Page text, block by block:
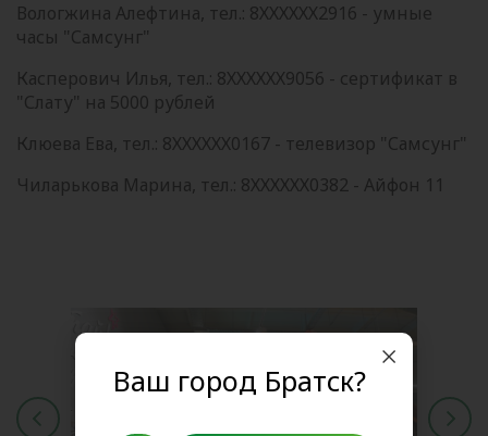
Вологжина Алефтина, тел.: 8ХХХХХХ2916 - умные
часы "Самсунг"
Касперович Илья, тел.: 8ХХХХХХ9056 - сертификат в
"Слату" на 5000 рублей
Клюева Ева, тел.: 8ХХХХХХ0167 - телевизор "Самсунг"
Чиларькова Марина, тел.: 8ХХХХХХ0382 - Айфон 11
Ваш город Братск?